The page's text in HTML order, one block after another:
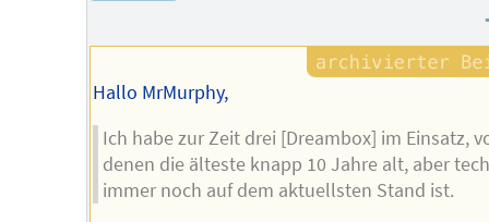
Hallo MrMurphy,
Ich habe zur Zeit drei [Dreambox] im Einsatz,
denen die älteste knapp 10 Jahre alt, aber
immer noch auf dem aktuellsten Stand ist.